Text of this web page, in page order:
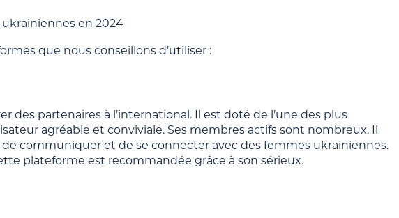
en 2024
que nous conseillons d’utiliser :
des partenaires à l’international. Il est doté de l’une des plus
agréable et conviviale. Ses membres actifs sont nombreux. Il
communiquer et de se connecter avec des femmes ukrainiennes.
plateforme est recommandée grâce à son sérieux.